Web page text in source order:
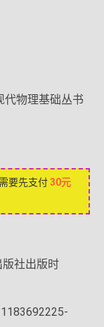
代物理基础丛书
要先支付30元
版社出版时